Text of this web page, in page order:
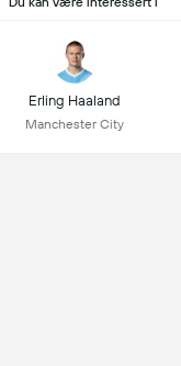
Erling Haaland
Manchester City